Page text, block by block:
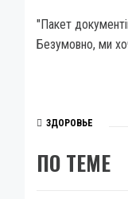
"Пакет
Безумовно, ми
ЗДОРОВЬЕ
ПО ТЕМЕ